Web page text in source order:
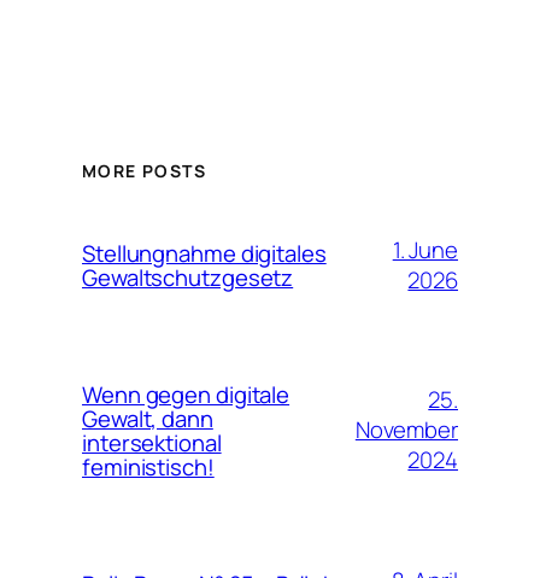
MORE POSTS
Stellungnahme digitales
Gewaltschutzgesetz
1. June
2026
Wenn gegen digitale
Gewalt, dann
intersektional
feministisch!
25.
November
2024